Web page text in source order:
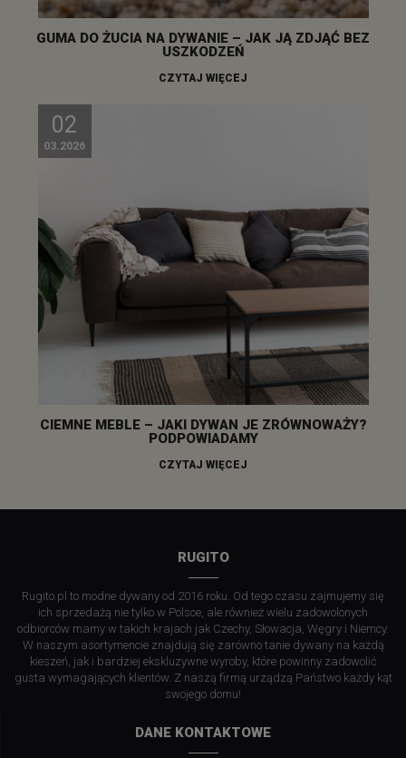
GUMA DO ŻUCIA NA DYWANIE – JAK JĄ ZDJĄĆ BEZ
USZKODZEŃ
CZYTAJ WIĘCEJ
02
03.2026
CIEMNE MEBLE – JAKI DYWAN JE ZRÓWNOWAŻY?
PODPOWIADAMY
CZYTAJ WIĘCEJ
RUGITO
Rugito.pl to modne dywany od 2016 roku. Od tego czasu zajmujemy się
ich sprzedażą nie tylko w Polsce, ale również wielu zadowolonych
odbiorców mamy w takich krajach jak Czechy, Słowacja, Węgry i Niemcy.
W naszym asortymencie znajdują się zarówno tanie dywany na każdą
kieszeń, jak i bardziej ekskluzywne wyroby, które powinny zadowolić
gusta wymagających klientów. Z naszą firmą urządzą Państwo każdy kąt
swojego domu!
DANE KONTAKTOWE